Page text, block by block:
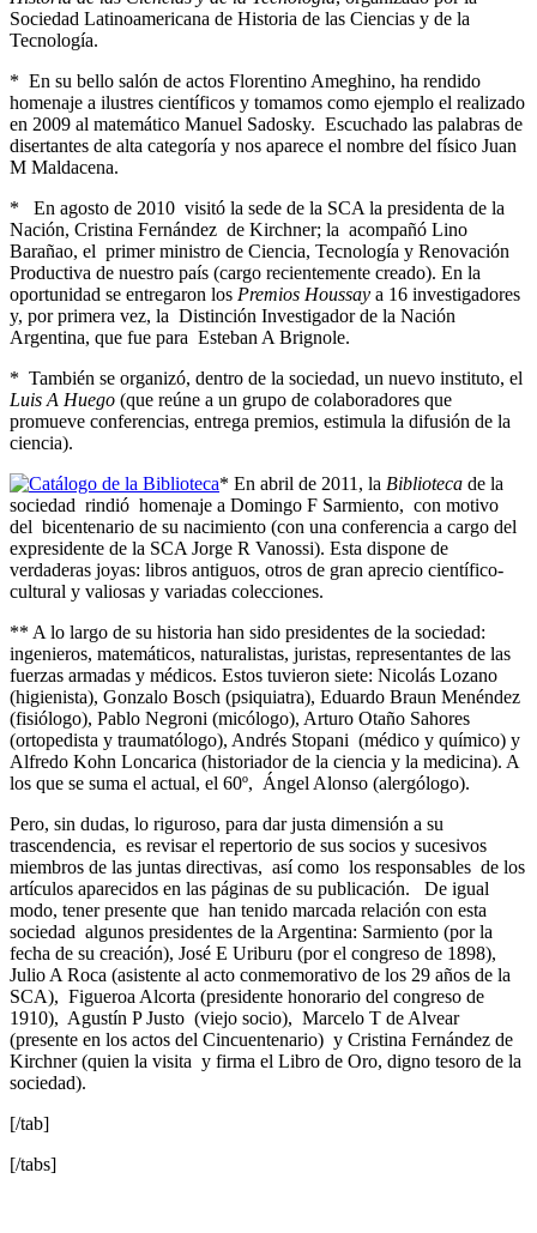
Sociedad Latinoamericana de Historia de las Ciencias y de la
Tecnología.
* En su bello salón de actos Florentino Ameghino, ha rendido
homenaje a ilustres científicos y tomamos como ejemplo el realizado
en 2009 al matemático Manuel Sadosky. Escuchado las palabras de
disertantes de alta categoría y nos aparece el nombre del físico Juan
M Maldacena.
* En agosto de 2010 visitó la sede de la SCA la presidenta de la
Nación, Cristina Fernández de Kirchner; la acompañó Lino
Barañao, el primer ministro de Ciencia, Tecnología y Renovación
Productiva de nuestro país (cargo recientemente creado). En la
oportunidad se entregaron los Premios Houssay a 16 investigadores
y, por primera vez, la Distinción Investigador de la Nación
Argentina, que fue para Esteban A Brignole.
* También se organizó, dentro de la sociedad, un nuevo instituto, el
Luis A Huego (que reúne a un grupo de colaboradores que
promueve conferencias, entrega premios, estimula la difusión de la
ciencia).
* En abril de 2011, la Biblioteca de la
sociedad rindió homenaje a Domingo F Sarmiento, con motivo
del bicentenario de su nacimiento (con una conferencia a cargo del
expresidente de la SCA Jorge R Vanossi). Esta dispone de
verdaderas joyas: libros antiguos, otros de gran aprecio científico-
cultural y valiosas y variadas colecciones.
** A lo largo de su historia han sido presidentes de la sociedad:
ingenieros, matemáticos, naturalistas, juristas, representantes de las
fuerzas armadas y médicos. Estos tuvieron siete: Nicolás Lozano
(higienista), Gonzalo Bosch (psiquiatra), Eduardo Braun Menéndez
(fisiólogo), Pablo Negroni (micólogo), Arturo Otaño Sahores
(ortopedista y traumatólogo), Andrés Stopani (médico y químico) y
Alfredo Kohn Loncarica (historiador de la ciencia y la medicina). A
los que se suma el actual, el 60º, Ángel Alonso (alergólogo).
Pero, sin dudas, lo riguroso, para dar justa dimensión a su
trascendencia, es revisar el repertorio de sus socios y sucesivos
miembros de las juntas directivas, así como los responsables de los
artículos aparecidos en las páginas de su publicación. De igual
modo, tener presente que han tenido marcada relación con esta
sociedad algunos presidentes de la Argentina: Sarmiento (por la
fecha de su creación), José E Uriburu (por el congreso de 1898),
Julio A Roca (asistente al acto conmemorativo de los 29 años de la
SCA), Figueroa Alcorta (presidente honorario del congreso de
1910), Agustín P Justo (viejo socio), Marcelo T de Alvear
(presente en los actos del Cincuentenario) y Cristina Fernández de
Kirchner (quien la visita y firma el Libro de Oro, digno tesoro de la
sociedad).
[/tab]
[/tabs]